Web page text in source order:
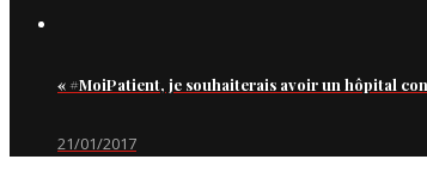
« #MoiPatient, je souhaiterais avoir un hôpital
21/01/2017